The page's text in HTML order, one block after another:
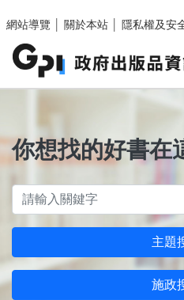
網站導覽
關於本站 隱私權及安
你想找的好書在
主題
施政